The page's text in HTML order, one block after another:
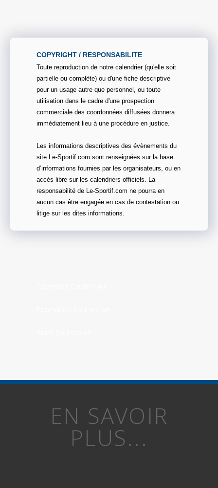
COPYRIGHT / RESPONSABILITE
Toute reproduction de notre calendrier (qu'elle soit
partielle ou complète) ou d'une fiche descriptive
pour un usage autre que personnel, ou toute
utilisation dans le cadre d'une prospection
commerciale des coordonnées diffusées donnera
immédiatement lieu à une procédure en justice.
Les informations descriptives des évènements du
site Le-Sportif.com sont renseignées sur la base
d’informations fournies par les organisateurs, ou en
accès libre sur les calendriers officiels. La
responsabilité de Le-Sportif.com ne pourra en
aucun cas être engagée en cas de contestation ou
litige sur les dites informations.
EN SAVOIR
PLUS...